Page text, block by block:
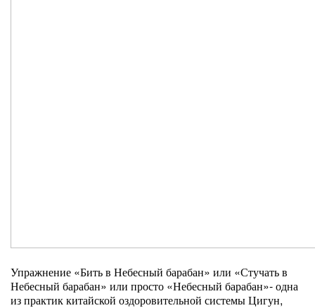
Упражнение «Бить в Небесный барабан» или «Стучать в
Небесный барабан» или просто «Небесный барабан»- одна
из практик китайской оздоровительной системы Цигун,